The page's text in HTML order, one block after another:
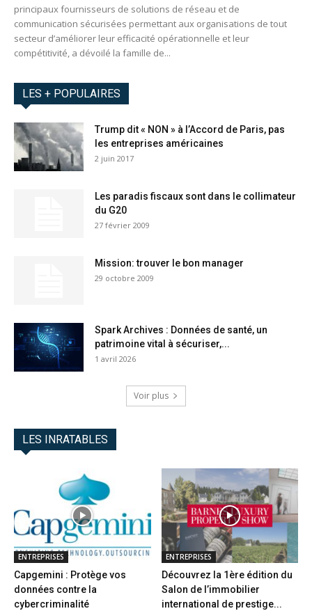
principaux fournisseurs de solutions de réseau et de
communication sécurisées permettant aux organisations de tout
secteur d’améliorer leur efficacité opérationnelle et leur
compétitivité, a dévoilé la famille de...
LES + POPULAIRES
Trump dit « NON » à l’Accord de Paris, pas
les entreprises américaines
2 juin 2017
Les paradis fiscaux sont dans le collimateur
du G20
27 février 2009
Mission: trouver le bon manager
29 octobre 2009
Spark Archives : Données de santé, un
patrimoine vital à sécuriser,...
1 avril 2026
Voir plus
LES INRATABLES
ENTREPRISES
Capgemini : Protège vos
données contre la
cybercriminalité
ENTREPRISES
Découvrez la 1ère édition du
Salon de l’immobilier
international de prestige...